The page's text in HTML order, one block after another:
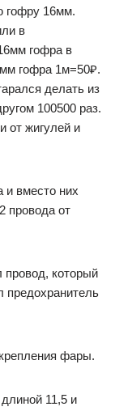
гофру 16мм.
в
гофра в
гофра 1м=50₽.
делать из
100500 раз.
от жигулей и
вместо них
провода от
который
предохранитель
фары.
11,5 и